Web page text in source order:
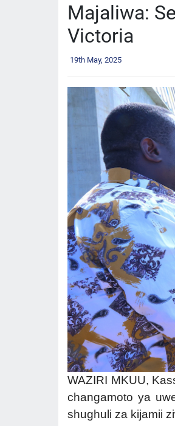
Majaliwa:
Victoria
19th May, 2025
WAZIRI MKUU,
changamoto ya
shughuli za kijamii